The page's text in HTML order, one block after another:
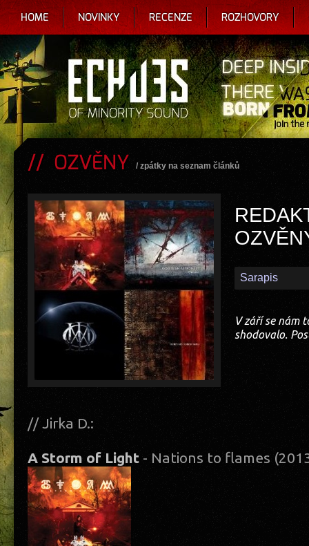
HOME NOVINKY RECENZE ROZHOVORY
OZVĚNY / zpátky na seznam článků
Sarapis
V září se nám
shodovalo.
// Jirka D.:
A Storm of Light - Nations to flames